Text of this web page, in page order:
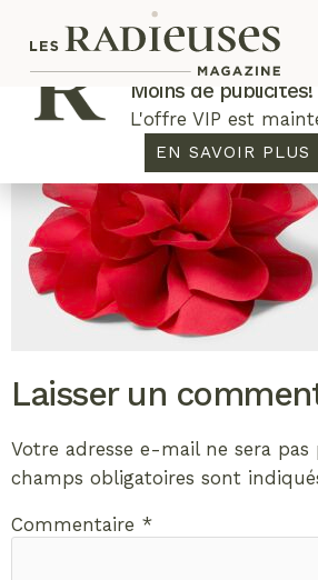
Laisser un
Votre adresse e-mail ne sera pas
champs obligatoires sont
Commentaire *
Plus de concours.
Moins de publicités!
L'offre VIP est
EN SAVOIR PLUS